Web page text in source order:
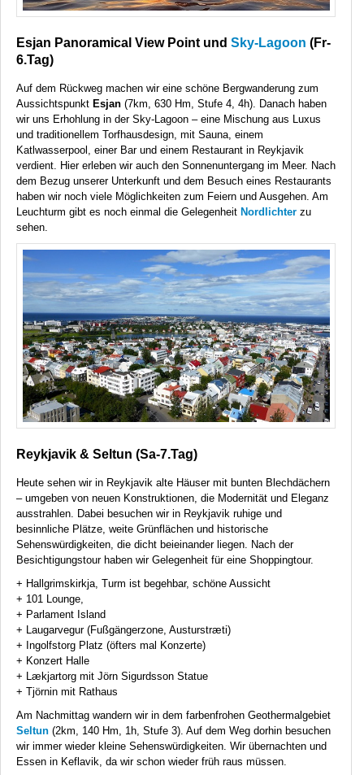
Esjan Panoramical View Point und Sky-Lagoon (Fr-
6.Tag)
Auf dem Rückweg machen wir eine schöne Bergwanderung zum
Aussichtspunkt Esjan (7km, 630 Hm, Stufe 4, 4h). Danach haben
wir uns Erhohlung in der Sky-Lagoon – eine Mischung aus Luxus
und traditionellem Torfhausdesign, mit Sauna, einem
Katlwasserpool, einer Bar und einem Restaurant in Reykjavik
verdient. Hier erleben wir auch den Sonnenuntergang im Meer. Nach
dem Bezug unserer Unterkunft und dem Besuch eines Restaurants
haben wir noch viele Möglichkeiten zum Feiern und Ausgehen. Am
Leuchturm gibt es noch einmal die Gelegenheit Nordlichter zu
sehen.
Reykjavik & Seltun (Sa-7.Tag)
Heute sehen wir in Reykjavik alte Häuser mit bunten Blechdächern
– umgeben von neuen Konstruktionen, die Modernität und Eleganz
ausstrahlen. Dabei besuchen wir in Reykjavik ruhige und
besinnliche Plätze, weite Grünflächen und historische
Sehenswürdigkeiten, die dicht beieinander liegen. Nach der
Besichtigungstour haben wir Gelegenheit für eine Shoppingtour.
+ Hallgrimskirkja, Turm ist begehbar, schöne Aussicht
+ 101 Lounge,
+ Parlament Island
+ Laugarvegur (Fußgängerzone, Austurstræti)
+ Ingolfstorg Platz (öfters mal Konzerte)
+ Konzert Halle
+ Lækjartorg mit Jörn Sigurdsson Statue
+ Tjörnin mit Rathaus
Am Nachmittag wandern wir in dem farbenfrohen Geothermalgebiet
Seltun (2km, 140 Hm, 1h, Stufe 3). Auf dem Weg dorhin besuchen
wir immer wieder kleine Sehenswürdigkeiten. Wir übernachten und
Essen in Keflavik, da wir schon wieder früh raus müssen.